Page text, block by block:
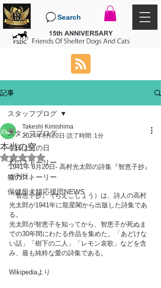
Search
記事
スタッフブログ
今日は何の日
犬のストーリー
猫のストーリー
保健所犬猫応援団NEWS
スタッフブログ
本当の空
Takeshi Kimishima
2024年8月20日 読了時間: 1分
5つ星のうちNaNと評価されています。
1941年 8月20日- 高村光太郎の詩集『智恵子抄』
が刊行。
『智恵子抄』（ちえこしょう）は、詩人の高村
光太郎が1941年に龍星閣から出版した詩集であ
る。
光太郎が智恵子を知ってから、智恵子が死ぬま
での30年間にわたる作品を集めた。「あどけな
い話」「樹下の二人」「レモン哀歌」などを含
み、最も純粋な愛の詩集である。
Wikipediaより